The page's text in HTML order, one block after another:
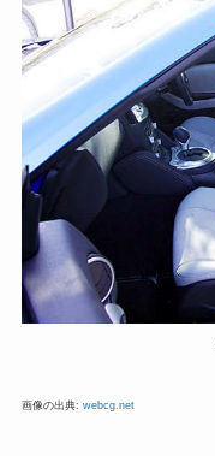
画像の出典: webcg.net